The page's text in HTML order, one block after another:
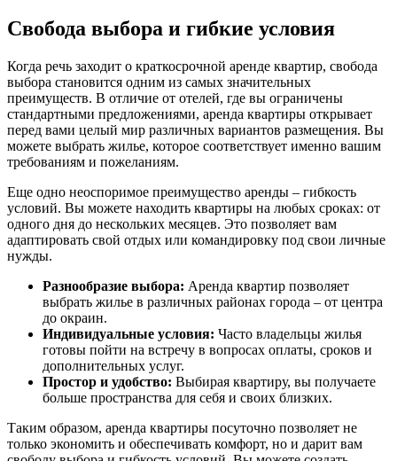
Свобода выбора и гибкие условия
Когда речь заходит о краткосрочной аренде квартир, свобода
выбора становится одним из самых значительных
преимуществ. В отличие от отелей, где вы ограничены
стандартными предложениями, аренда квартиры открывает
перед вами целый мир различных вариантов размещения. Вы
можете выбрать жилье, которое соответствует именно вашим
требованиям и пожеланиям.
Еще одно неоспоримое преимущество аренды – гибкость
условий. Вы можете находить квартиры на любых сроках: от
одного дня до нескольких месяцев. Это позволяет вам
адаптировать свой отдых или командировку под свои личные
нужды.
Разнообразие выбора: Аренда квартир позволяет
выбрать жилье в различных районах города – от центра
до окраин.
Индивидуальные условия: Часто владельцы жилья
готовы пойти на встречу в вопросах оплаты, сроков и
дополнительных услуг.
Простор и удобство: Выбирая квартиру, вы получаете
больше пространства для себя и своих близких.
Таким образом, аренда квартиры посуточно позволяет не
только экономить и обеспечивать комфорт, но и дарит вам